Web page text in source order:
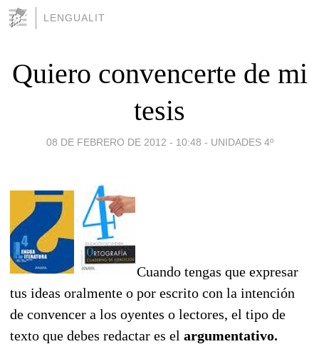
LENGUALIT
Quiero convencerte de mi
tesis
08 DE FEBRERO DE 2012 - 10:48 - UNIDADES 4º
Cuando tengas que expresar
tus ideas oralmente o por escrito con la intención
de convencer a los oyentes o lectores, el tipo de
texto que debes redactar es el argumentativo.